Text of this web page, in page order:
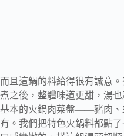
而且這鍋的料給得很有誠意
煮之後，整體味道更甜，湯
基本的火鍋肉菜盤——豬肉、
有。我們把特色火鍋料都點